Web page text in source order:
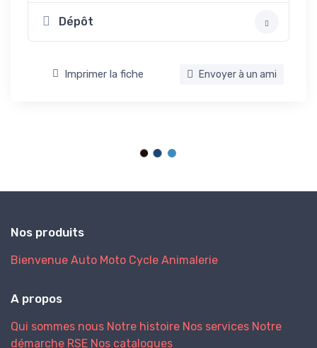
Dépôt
Imprimer la fiche Envoyer à un ami
Nos produits
Bienvenue Auto Moto Cycle Animalerie
A propos
Qui sommes nous Notre histoire Nos services Notre
démarche RSE Nos catalogues